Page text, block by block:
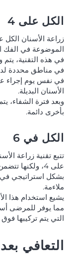
الكل على 4
الموضوعة في الفك
في هذه التقنية،
في مناطق محددة
في نفس يوم إجراء
الأسنان البديلة.
وبعد فترة الشفاء،
بأخرى دائمة.
الكل في 6
على 4،
بشكل استراتيجي في
ملاءمة.
يشيع استخدام هذا
مما يوفر للمرضى
التي يتم تركيبها
التعافي